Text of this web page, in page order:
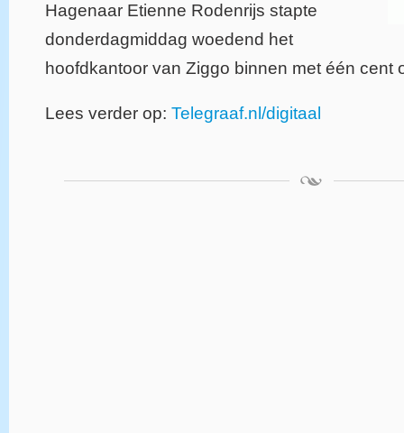
Hagenaar Etienne Rodenrijs stapte
donderdagmiddag woedend het
hoofdkantoor van Ziggo binnen met één cent
Lees verder op: Telegraaf.nl/digitaal